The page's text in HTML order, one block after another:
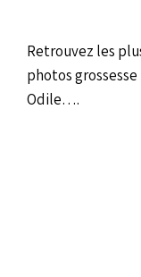
Retrouvez les
photos
Odile….